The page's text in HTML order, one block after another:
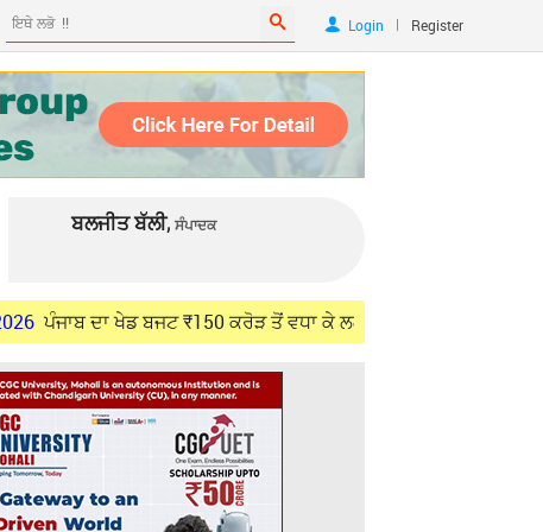
Login | Register
ਬਲਜੀਤ ਬੱਲੀ, ਸੰਪਾਦਕ
ਖੇਡ ਬਜਟ ₹150 ਕਰੋੜ ਤੋਂ ਵਧਾ ਕੇ ਲਗਭਗ ₹1,800 ਕਰੋੜ ਕੀਤਾ ਗਿਆ: ਮੀਤ